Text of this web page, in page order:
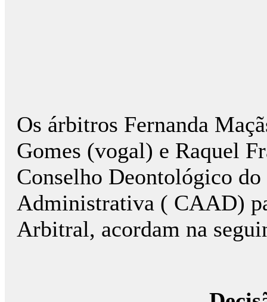
Os árbitros Fernanda
Gomes (vogal) e Raquel
Conselho Deontológico
Administrativa ( CAAD)
Arbitral, acordam na